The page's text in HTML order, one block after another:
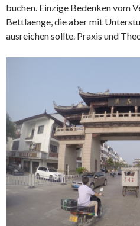
buchen. Einzige Bedenken vom
Bettlaenge, die aber mit
ausreichen sollte. Praxis und